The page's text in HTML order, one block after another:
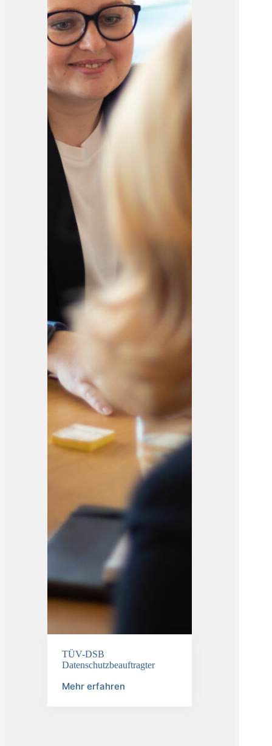
TÜV-DSB
Datenschutzbeauftragter
Mehr erfahren